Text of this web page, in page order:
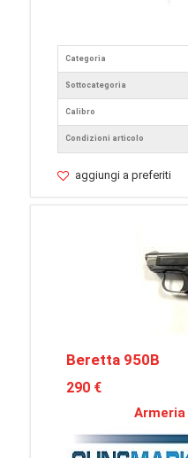
Categoria
Sottocategoria
Calibro
Condizioni articolo
aggiungi a preferiti
Beretta 950B
290 €